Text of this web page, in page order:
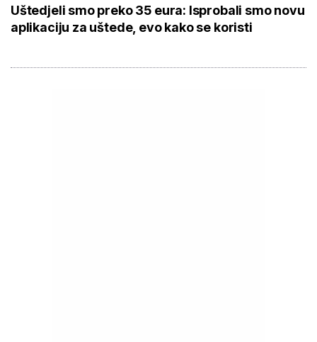
Uštedjeli smo preko 35 eura: Isprobali smo novu
aplikaciju za uštede, evo kako se koristi